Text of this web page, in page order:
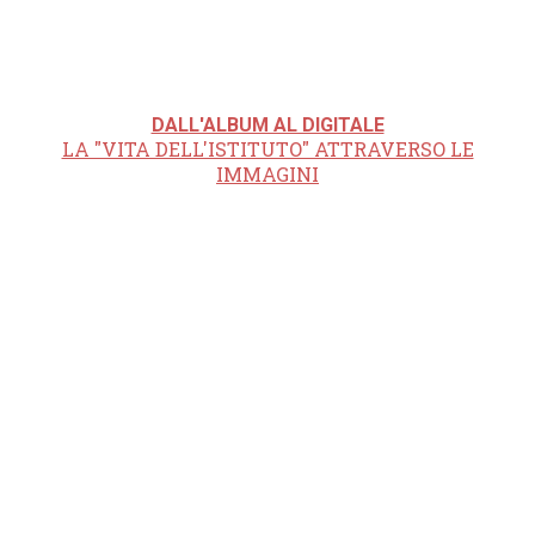
DALL'ALBUM AL DIGITALE
LA "VITA DELL'ISTITUTO" ATTRAVERSO LE
IMMAGINI